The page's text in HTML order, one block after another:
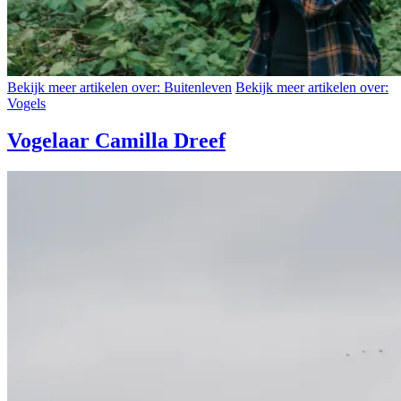
Bekijk meer artikelen over: Buitenleven Bekijk meer artikelen over:
Vogels
Vogelaar Camilla Dreef